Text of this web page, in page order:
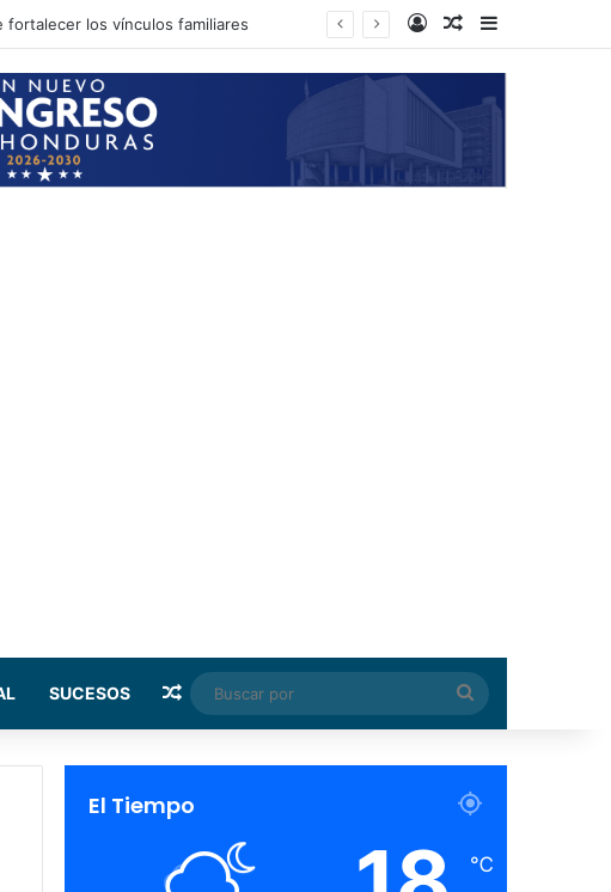
fortalecer los vínculos familiares Log InRandom Article
SUCESOS Random Article
Buscar
por
El Tiempo
℃